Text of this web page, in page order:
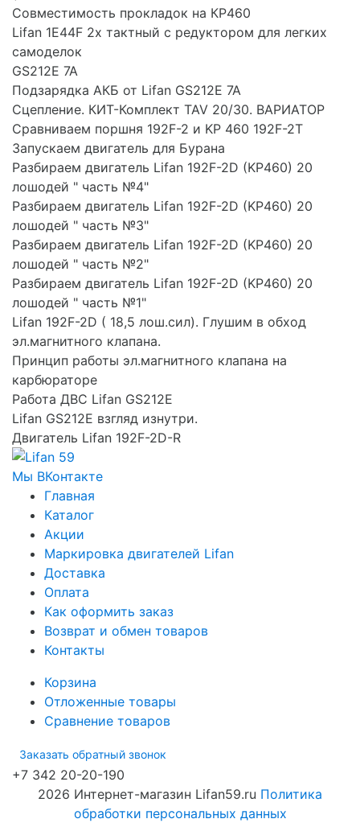
Совместимость прокладок на КР460
Lifan 1E44F 2х тактный с редуктором для легких
самоделок
GS212E 7A
Подзарядка АКБ от Lifan GS212E 7A
Сцепление. КИТ-Комплект TAV 20/30. ВАРИАТОР
Сравниваем поршня 192F-2 и KP 460 192F-2T
Запускаем двигатель для Бурана
Разбираем двигатель Lifan 192F-2D (KP460) 20
лошодей " часть №4"
Разбираем двигатель Lifan 192F-2D (KP460) 20
лошодей " часть №3"
Разбираем двигатель Lifan 192F-2D (KP460) 20
лошодей " часть №2"
Разбираем двигатель Lifan 192F-2D (KP460) 20
лошодей " часть №1"
Lifan 192F-2D ( 18,5 лош.сил). Глушим в обход
эл.магнитного клапана.
Принцип работы эл.магнитного клапана на
карбюраторе
Работа ДВС Lifan GS212E
Lifan GS212E взгляд изнутри.
Двигатель Lifan 192F-2D-R
Мы ВКонтакте
Главная
Каталог
Акции
Маркировка двигателей Lifan
Доставка
Оплата
Как оформить заказ
Возврат и обмен товаров
Контакты
Корзина
Отложенные товары
Сравнение товаров
Заказать обратный звонок
+7 342 20-20-190
2026 Интернет-магазин Lifan59.ru Политика
обработки персональных данных